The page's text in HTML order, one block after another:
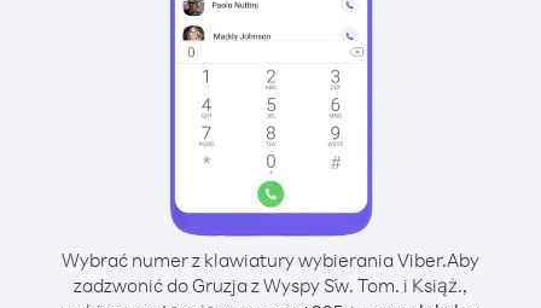
Wybrać numer z klawiatury wybierania Viber.Aby
zadzwonić do Gruzja z Wyspy Św. Tom. i Książ.,